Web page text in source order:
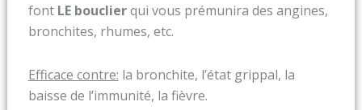
font LE bouclierqui vous prémunira des angines,
bronchites, rhumes, etc.
Efficace contre: la bronchite, l’état grippal, la
baisse de l’immunité, la fièvre.